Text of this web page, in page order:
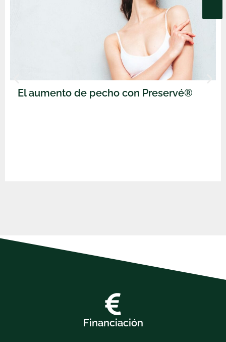
El aumento de pecho con Preservé®
Financiación